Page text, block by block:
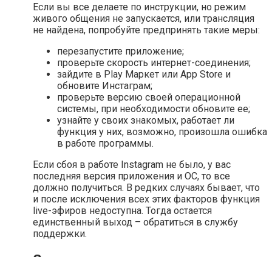
Если вы все делаете по инструкции, но режим
живого общения не запускается, или трансляция
не найдена, попробуйте предпринять такие меры:
перезапустите приложение;
проверьте скорость интернет-соединения;
зайдите в Play Маркет или App Store и
обновите Инстаграм;
проверьте версию своей операционной
системы, при необходимости обновите ее;
узнайте у своих знакомых, работает ли
функция у них, возможно, произошла ошибка
в работе программы.
Если сбоя в работе Instagram не было, у вас
последняя версия приложения и ОС, то все
должно получиться. В редких случаях бывает, что
и после исключения всех этих факторов функция
live-эфиров недоступна. Тогда остается
единственный выход – обратиться в службу
поддержки.